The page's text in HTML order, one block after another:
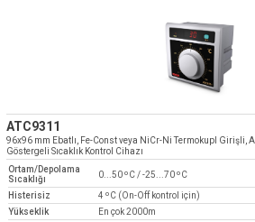
ATC9311
96x96 mm Ebatlı, Fe-Const veya NiCr-Ni Termokupl Girişli,
Göstergeli Sıcaklık Kontrol Cihazı
Ortam/Depolama
Sıcaklığı
0...50 ºC / -25...70 ºC
Histerisiz
4 ºC (On-Off kontrol için)
Yükseklik
En çok 2000m